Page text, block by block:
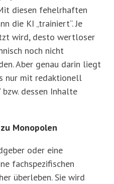
diesen fehelrhaften
die KI „trainiert“. Je
wird, desto wertloser
noch nicht
Aber genau darin liegt
nur mit redaktionell
dessen Inhalte
Monopolen
oder eine
fachspezifischen
überleben. Sie wird